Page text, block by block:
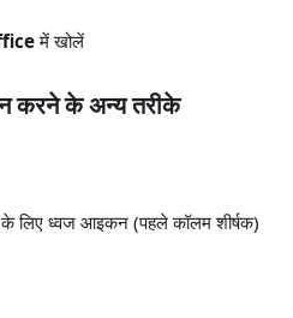
में खोलें
करने के अन्य तरीके
के लिए ध्वज आइकन (पहले कॉलम शीर्षक)